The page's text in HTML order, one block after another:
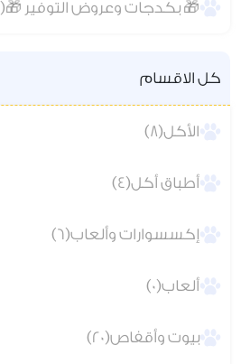
🎁 بكدجات وعروض التوفير 🎁(6)
كل الاقسام
الأكل(8)
أطباق أكل(4)
إكسسوارات وألعاب(6)
ألعاب(0)
بيوت وأقفاص(20)